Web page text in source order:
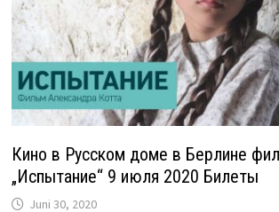
Кино в Русском доме в Берлине
„Испытание“ 9 июля 2020 Билеты
Juni 30, 2020